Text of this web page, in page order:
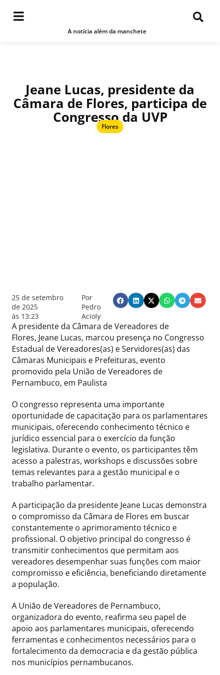
A notícia além da manchete
Jeane Lucas, presidente da
Câmara de Flores, participa de
Congresso da UVP
Flores
25 de setembro
de 2025
às 13:23
Por
Pedro
Acioly
A presidente da Câmara de Vereadores de
Flores, Jeane Lucas, marcou presença no Congresso
Estadual de Vereadores(as) e Servidores(as) das
Câmaras Municipais e Prefeituras, evento
promovido pela União de Vereadores de
Pernambuco, em Paulista
O congresso representa uma importante
oportunidade de capacitação para os parlamentares
municipais, oferecendo conhecimento técnico e
jurídico essencial para o exercício da função
legislativa. Durante o evento, os participantes têm
acesso a palestras, workshops e discussões sobre
temas relevantes para a gestão municipal e o
trabalho parlamentar.
A participação da presidente Jeane Lucas demonstra
o compromisso da Câmara de Flores em buscar
constantemente o aprimoramento técnico e
profissional. O objetivo principal do congresso é
transmitir conhecimentos que permitam aos
vereadores desempenhar suas funções com maior
compromisso e eficiência, beneficiando diretamente
a população.
A União de Vereadores de Pernambuco,
organizadora do evento, reafirma seu papel de
apoio aos parlamentares municipais, oferecendo
ferramentas e conhecimentos necessários para o
fortalecimento da democracia e da gestão pública
nos municípios pernambucanos.